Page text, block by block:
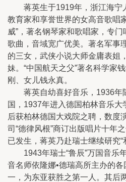
蒋英生于1919年，浙江海宁
教育家和享誉世界的女高音歌唱
威”，著名钢琴家和歌唱家，专
歌曲，音域宽广优美。著名军事
的三女，武侠小说大师金庸表姐
妹。“中国航天之父”著名科学家
刚、女儿钱永真。
蒋英自幼喜好音乐，1936年
国，1937年进入德国柏林音乐
后获柏林德国大戏院之聘，数度
司“德律风根”商订出版唱片十年
已发生，蒋英乃赴瑞士继续研究“
1943年瑞士“鲁辰”万国音乐
音名师依隆娜•德瑞高所主办的
一，为东亚获胜之第一人。其后